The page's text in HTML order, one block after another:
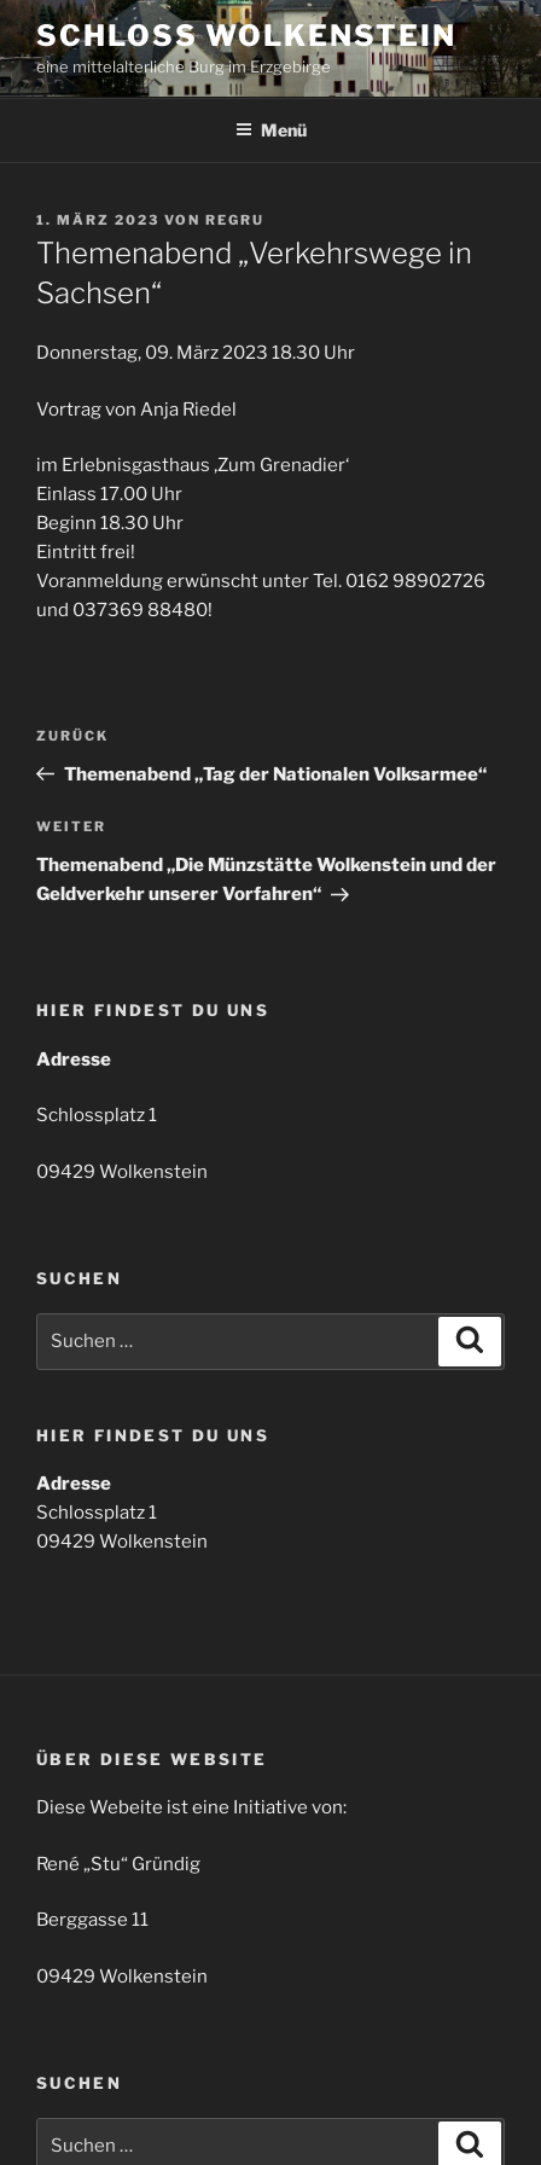
Zum
Inhalt
springen
SCHLOSS WOLKENSTEIN
eine mittelalterliche Burg im Erzgebirge
Menü
VERÖFFENTLICHT
AM
1. MÄRZ 2023 VON REGRU
Themenabend „Verkehrswege in
Sachsen“
Donnerstag, 09. März 2023 18.30 Uhr
Vortrag von Anja Riedel
im Erlebnisgasthaus ‚Zum Grenadier‘
Einlass 17.00 Uhr
Beginn 18.30 Uhr
Eintritt frei!
Voranmeldung erwünscht unter Tel. 0162 98902726
und 037369 88480!
Beitragsnavigation
Vorheriger
Beitrag
ZURÜCK
Themenabend „Tag der Nationalen Volksarmee“
Nächster
Beitrag
WEITER
Themenabend „Die Münzstätte Wolkenstein und der
Geldverkehr unserer Vorfahren“
HIER FINDEST DU UNS
Adresse
Schlossplatz 1
09429 Wolkenstein
SUCHEN
HIER FINDEST DU UNS
Adresse
Schlossplatz 1
09429 Wolkenstein
ÜBER DIESE WEBSITE
Diese Webeite ist eine Initiative von:
René „Stu“ Gründig
Berggasse 11
09429 Wolkenstein
SUCHEN